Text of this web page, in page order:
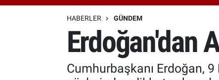
HABERLER GÜNDEM
Erdoğan'dan
Cumhurbaşkanı Erdoğan, 9
Özel Haberler
Özel Haberler
Haber Arşivi